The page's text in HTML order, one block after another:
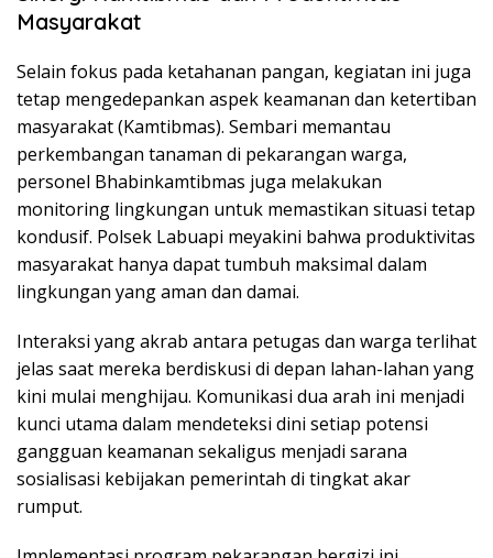
Masyarakat
Selain fokus pada ketahanan pangan, kegiatan ini juga
tetap mengedepankan aspek keamanan dan ketertiban
masyarakat (Kamtibmas). Sembari memantau
perkembangan tanaman di pekarangan warga,
personel Bhabinkamtibmas juga melakukan
monitoring lingkungan untuk memastikan situasi tetap
kondusif. Polsek Labuapi meyakini bahwa produktivitas
masyarakat hanya dapat tumbuh maksimal dalam
lingkungan yang aman dan damai.
Interaksi yang akrab antara petugas dan warga terlihat
jelas saat mereka berdiskusi di depan lahan-lahan yang
kini mulai menghijau. Komunikasi dua arah ini menjadi
kunci utama dalam mendeteksi dini setiap potensi
gangguan keamanan sekaligus menjadi sarana
sosialisasi kebijakan pemerintah di tingkat akar
rumput.